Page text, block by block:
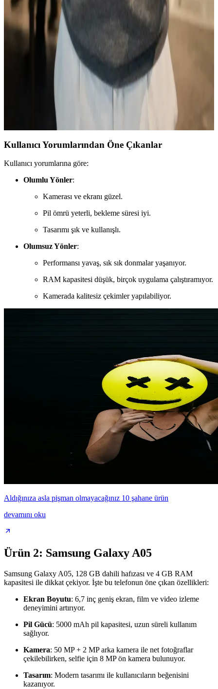
Reeder P13 Blue Max Özellikleri ve Rakipleriyle
Karşılaştırması
Reeder P13 Blue Max, uygun fiyatlı ve temel ihtiyaçlara yönelik
özellikleriyle öne çıkan bir akıllı telefon. 6.5 inç ekran, 2 GB RAM
ve 3000 mAh batarya ile günlük kullanım için ideal.
Samsung Galaxy M33 ve S24 FE Karşılaştırması:
Hangi Model Sizin İçin Uygun
Samsung Galaxy M33 ve S24 FE modellerinin tasarım, performans,
kamera ve batarya özelliklerini karşılaştırarak, ihtiyaçlara uygun en
iyi seçeneği belirlemenize yardımcı oluyoruz.
Kullanıcı Yorumlarından Öne Çıkanlar
Kullanıcı yorumlarına göre:
Olumlu Yönler:
Kamerası ve ekranı güzel.
Pil ömrü yeterli, bekleme süresi iyi.
Tasarımı şık ve kullanışlı.
Olumsuz Yönler:
Performansı yavaş, sık sık donmalar yaşanıyor.
RAM kapasitesi düşük, birçok uygulama çalıştıramıyor.
Kamerada kalitesiz çekimler yapılabiliyor.
Aldığınıza asla pişman olmayacağınız 10 şahane ürün
devamını oku
Ürün 2: Samsung Galaxy A05
Samsung Galaxy A05, 128 GB dahili hafızası ve 4 GB RAM
kapasitesi ile dikkat çekiyor. İşte bu telefonun öne çıkan özellikleri:
Ekran Boyutu: 6,7 inç geniş ekran, film ve video izleme
deneyimini artırıyor.
Pil Gücü: 5000 mAh pil kapasitesi, uzun süreli kullanım
sağlıyor.
Kamera: 50 MP + 2 MP arka kamera ile net fotoğraflar
çekilebilirken, selfie için 8 MP ön kamera bulunuyor.
Tasarım: Modern tasarımı ile kullanıcıların beğenisini
kazanıyor.